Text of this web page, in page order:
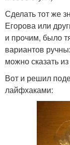
Сделать тот же
Егорова или
и прочим, было
вариантов
можно сказать
Вот и решил
лайфхаками: